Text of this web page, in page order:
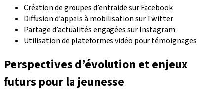
Création de groupes d’entraide sur Facebook
Diffusion d’appels à mobilisation sur Twitter
Partage d’actualités engagées sur Instagram
Utilisation de plateformes vidéo pour témoignages
Perspectives d’évolution et enjeux
futurs pour la jeunesse